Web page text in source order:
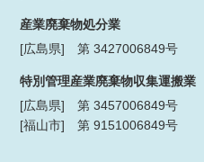
産業廃棄物処分業
[広島県] 第 3427006849号
特別管理産業廃棄物収集運搬業
[広島県] 第 3457006849号
[福山市] 第 9151006849号